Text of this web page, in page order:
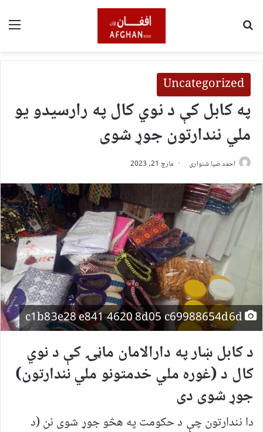
Uncategorized
په کابل کې د نوي کال په رارسیدو یو
ملي نندارتون جوړ شوی
احمد ضیا شنواری مارچ 21, 2023
c1b83e28 e841 4620 8d05 c69988654d6d
د کابل ښار په دارالامان ماڼۍ کې د نوي
کال د (غوره ملي خدمتونو ملي نندارتون)
جوړ شوی دی
دا نندارتون چې د حکومت په هڅو جوړ شوی نن (د